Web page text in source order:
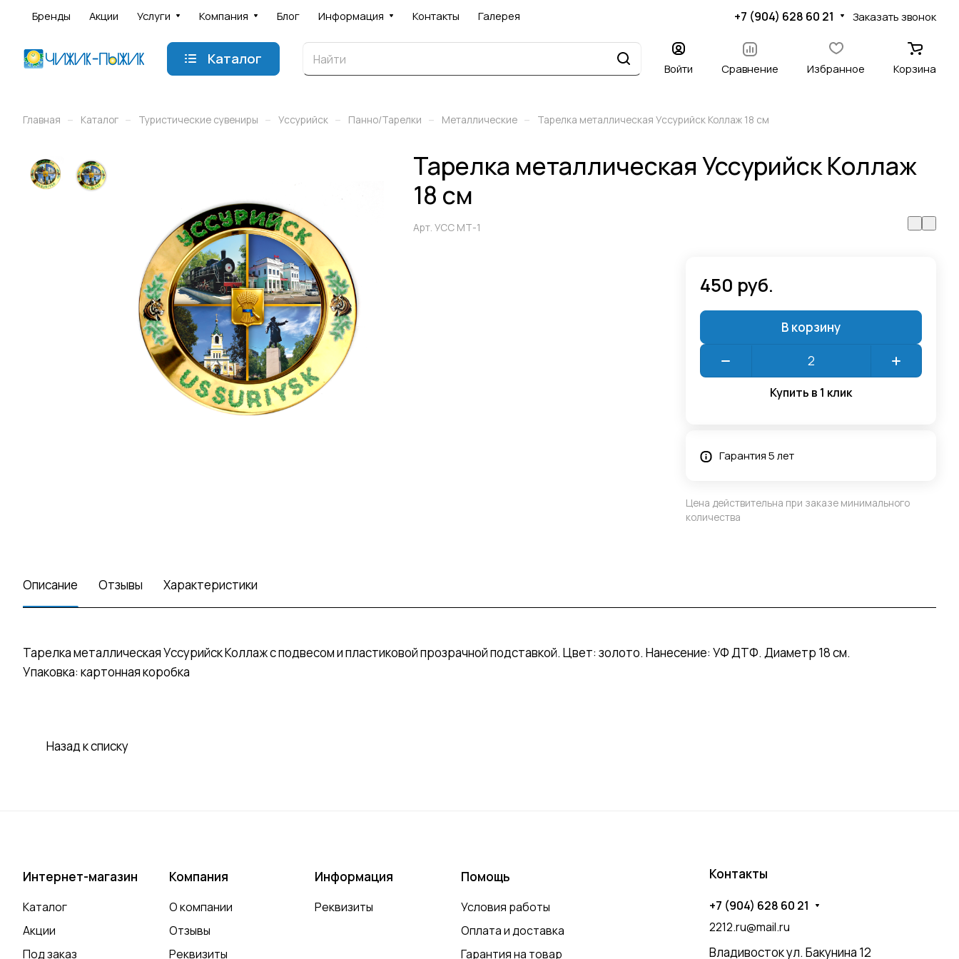
Бренды Акции Услуги Компания Блог Информация Контакты Галерея +7 (904) 628 60 21 Заказать звонок
Каталог
Войти Сравнение Избранное Корзина
Главная – Каталог – Туристические сувениры – Уссурийск – Панно/Тарелки – Металлические – Тарелка металлическая Уссурийск Коллаж 18 см
Тарелка металлическая Уссурийск Коллаж
18 см
Арт. УСС МТ-1
450 руб.
В корзину
Купить в 1 клик
Гарантия 5 лет
Цена действительна при заказе минимального
количества
Описание Отзывы Характеристики
Тарелка металлическая Уссурийск Коллаж с подвесом и пластиковой прозрачной подставкой. Цвет: золото. Нанесение: УФ ДТФ. Диаметр 18 см.
Упаковка: картонная коробка
Назад к списку
Интернет-магазин
Каталог
Акции
Под заказ
Компания
О компании
Отзывы
Реквизиты
Информация
Реквизиты
Помощь
Условия работы
Оплата и доставка
Гарантия на товар
Контакты
+7 (904) 628 60 21
2212.ru@mail.ru
Владивосток ул. Бакунина 12